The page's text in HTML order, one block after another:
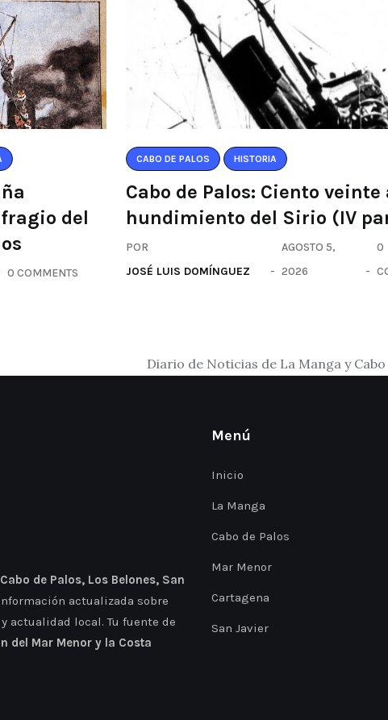
del
0 COMMENTS
CABO DE PALOS HISTORIA
Cabo de Palos: Ciento veinte
hundimiento del Sirio (IV
POR
JOSÉ LUIS DOMÍNGUEZ
AGOSTO 5,
2026
0
Diario de Noticias de La Manga y Cabo
de Palos, Los Belones, San
actualizada sobre
actualidad local. Tu fuente de
del Mar Menor y la Costa
Menú
Inicio
La Manga
Cabo de Palos
Mar Menor
Cartagena
San Javier